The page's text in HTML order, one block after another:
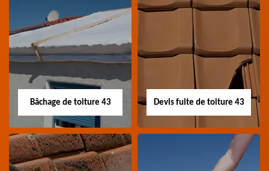
Nettoyage panneau
photovoltaïque 43
Professionnel en
nettoyage panneau
photovoltaïque 43
Devis pose de
gouttière 43
Devis pose de gouttière
43 Haute-Loire
Bâchage de toiture 43 Devis fuite de toiture 43